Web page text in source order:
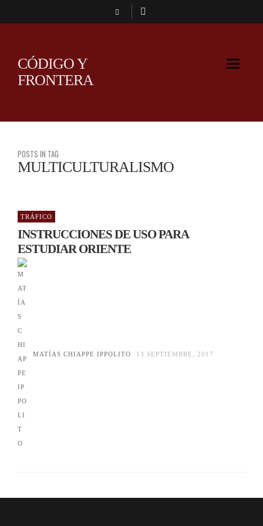
CÓDIGO Y
FRONTERA
POSTS IN TAG
MULTICULTURALISMO
TRÁFICO
INSTRUCCIONES DE USO PARA
ESTUDIAR ORIENTE
MATÍAS CHIAPPE IPPOLITO 13 SEPTIEMBRE, 2017